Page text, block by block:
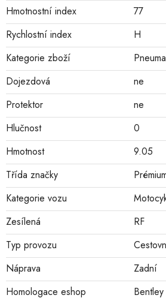
Hmotnostní index
77
Rychlostní index
H
Kategorie zboží
Dojezdová
ne
Protektor
ne
Hlučnost
0
Hmotnost
9.05
Třída značky
Kategorie vozu
Zesílená
RF
Typ provozu
Náprava
Zadní
Homologace eshop
Bentley